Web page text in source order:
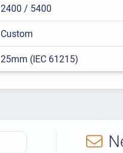
2400 / 5400
Custom
25mm (IEC 61215)